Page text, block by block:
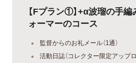
【Fプラン①】+α波瑠の手
ォーマーのコース
監督からのお礼メール（1通）
活動日誌（コレクター限定アップロ